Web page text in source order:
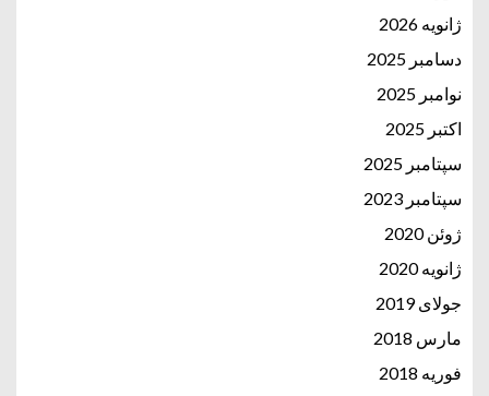
ژانویه 2026
دسامبر 2025
نوامبر 2025
اکتبر 2025
سپتامبر 2025
سپتامبر 2023
ژوئن 2020
ژانویه 2020
جولای 2019
مارس 2018
فوریه 2018